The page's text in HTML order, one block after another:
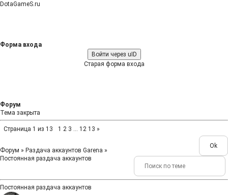
DotaGameS.ru
Форма входа
Войти через uID
Старая форма входа
Форум
Тема закрыта
Страница 1 из 13 1 2 3 … 12 13 »
Форум » Раздача аккаунтов Garena »
Постоянная раздача аккаунтов
Постоянная раздача аккаунтов